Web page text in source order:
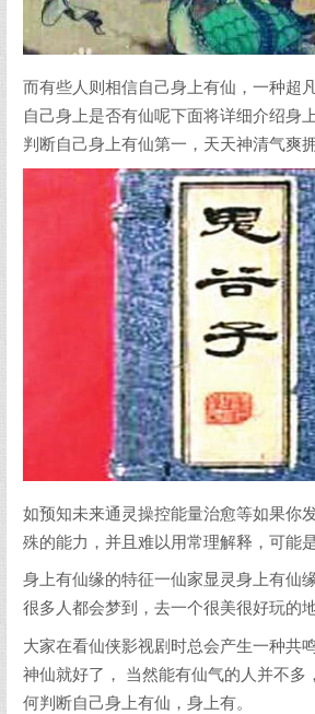
而有些人则相信自己身上有仙，一种超
自己身上是否有仙呢下面将详细介绍身
判断自己身上有仙第一，天天神清气爽
如预知未来通灵操控能量治愈等如果你
殊的能力，并且难以用常理解释，可能是
身上有仙缘的特征一仙家显灵身上有仙
很多人都会梦到，去一个很美很好玩的
大家在看仙侠影视剧时总会产生一种共
神仙就好了， 当然能有仙气的人并不多
何判断自己身上有仙，身上有。